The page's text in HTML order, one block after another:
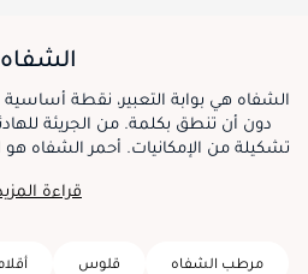
الشفاه
الشفاه هي بوابة التعبير، نقطة
دون أن تنطق بكلمة. من الجريئة
تشكيلة من الإمكانيات. أحمر الشفاه
مركزاً ولمسة نهائية تدوم طويلاً. عندما
حجمهما. ملوّن الشفاه هو همسة
قراءة
مرطب الشفاه قلوس